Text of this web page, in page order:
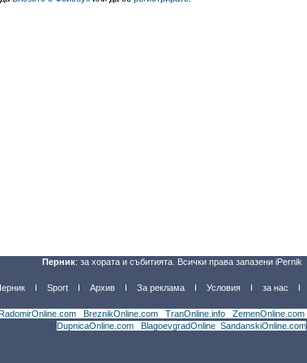
Перник: за хората и събитията. Всички права запазени iPernik
Sport Архив За реклама Условия за нас
BreznikOnline.com TranOnline.info ZemenOnline.com
DupnicaOnline.com
BlagoevgradOnline SandanskiOnline.com